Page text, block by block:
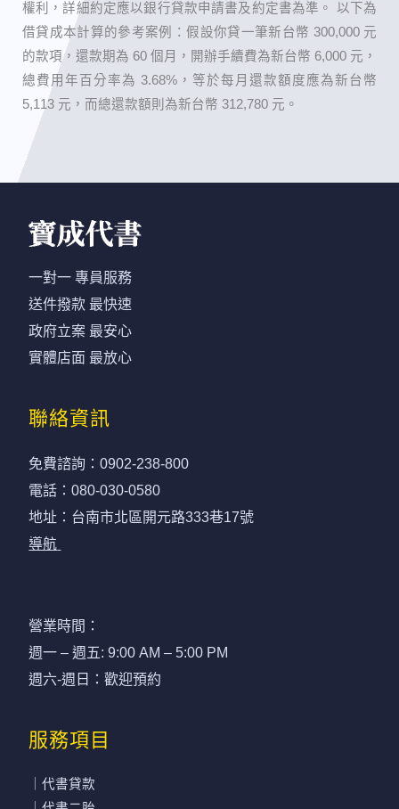
權利，詳細約定應以銀行貸款申請書及約定書為準。 以下為
借貸成本計算的參考案例：假設你貸一筆新台幣 300,000 元
的款項，還款期為 60 個月，開辦手續費為新台幣 6,000 元，
總費用年百分率為 3.68%，等於每月還款額度應為新台幣
5,113 元，而總還款額則為新台幣 312,780 元。
一對一 專員服務
送件撥款 最快速
政府立案 最安心
實體店面 最放心
聯絡資訊
免費諮詢：0902-238-800
電話：080-030-0580
地址：台南市北區開元路333巷17號
導航
營業時間：
週一 – 週五: 9:00 AM – 5:00 PM
週六-週日：歡迎預約
服務項目
｜代書貸款